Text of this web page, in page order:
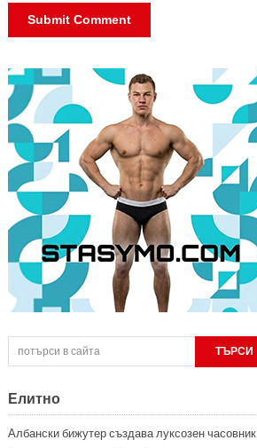
Елитно
Албански бижутер създава луксозен часовник